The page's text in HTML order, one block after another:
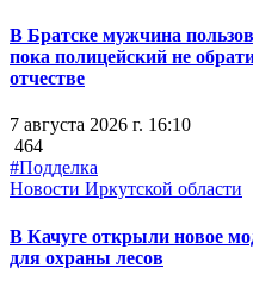
В Братске мужчина
пока полицейский не
отчестве
7 августа 2026 г. 16:10
464
#Подделка
Новости Иркутской области
В Качуге открыли новое
для охраны лесов